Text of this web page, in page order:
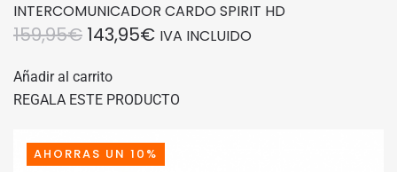
INTERCOMUNICADOR CARDO SPIRIT HD
159,95€ EL
ORIGINAL
159,95€.
143,95€EL
143,95€.
IVA INCLUIDO
Añadir al carrito
REGALA ESTE PRODUCTO
AHORRAS UN 10%